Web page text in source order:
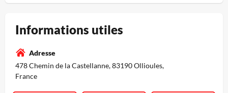
Informations utiles
Adresse
478 Chemin de la Castellanne, 83190 Ollioules,
France